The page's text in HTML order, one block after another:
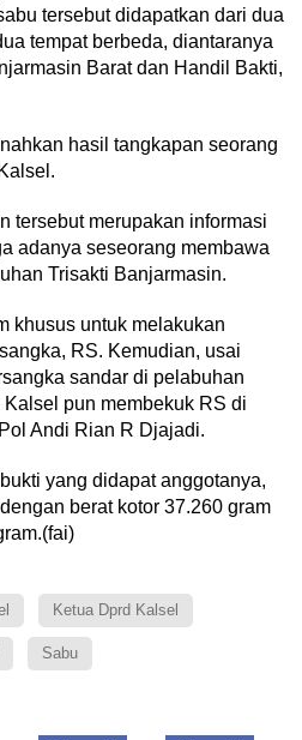
tersebut didapatkan dari dua
tempat berbeda, diantaranya
Barat dan Handil Bakti,
hasil tangkapan seorang
tersebut merupakan informasi
adanya seseorang membawa
Trisakti Banjarmasin.
khusus untuk melakukan
RS. Kemudian, usai
sandar di pelabuhan
pun membekuk RS di
Andi Rian R Djajadi.
yang didapat anggotanya,
berat kotor 37.260 gram
Ketua Dprd Kalsel
Sabu